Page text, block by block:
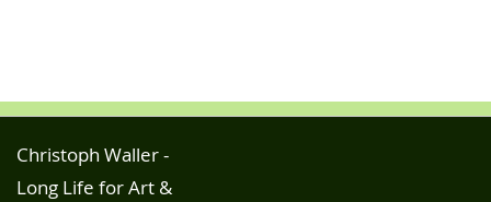
Christoph Waller -
Long Life for Art &